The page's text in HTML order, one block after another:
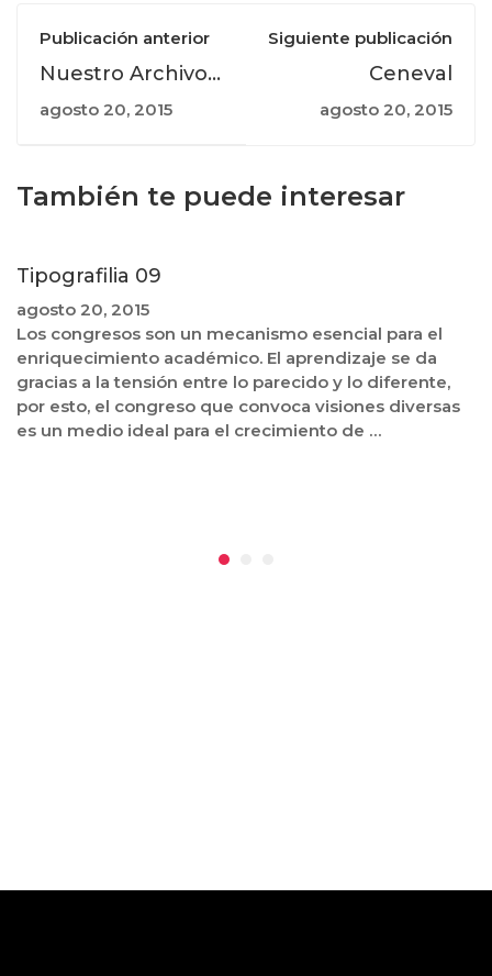
Publicación anterior
Nuestro Archivo
Gráfico Agosto
2015
agosto 20, 2015
Siguiente publicación
Ceneval
agosto 20, 2015
También te puede interesar
Tipografilia 09
agosto 20, 2015
Los congresos son un mecanismo esencial para el
enriquecimiento académico. El aprendizaje se da
gracias a la tensión entre lo parecido y lo diferente,
por esto, el congreso que convoca visiones diversas
es un medio ideal para el crecimiento de …